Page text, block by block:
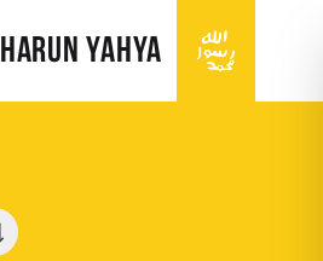
HARUN YAHYA